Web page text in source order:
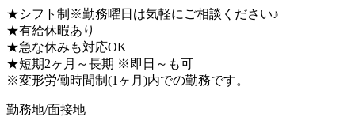
★シフト制※勤務曜日は気軽にご相談ください♪
★有給休暇あり
★急な休みも対応OK
★短期2ヶ月～長期 ※即日～も可
※変形労働時間制(1ヶ月)内での勤務です。
勤務地/面接地